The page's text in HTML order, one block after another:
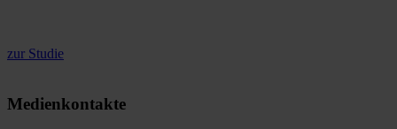
zur Studie
Medienkontakte